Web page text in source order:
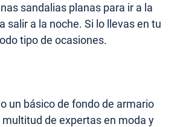
sandalias planas para ir a la
salir a la noche. Si lo llevas en tu
tipo de ocasiones.
un básico de fondo de armario
de expertas en moda y